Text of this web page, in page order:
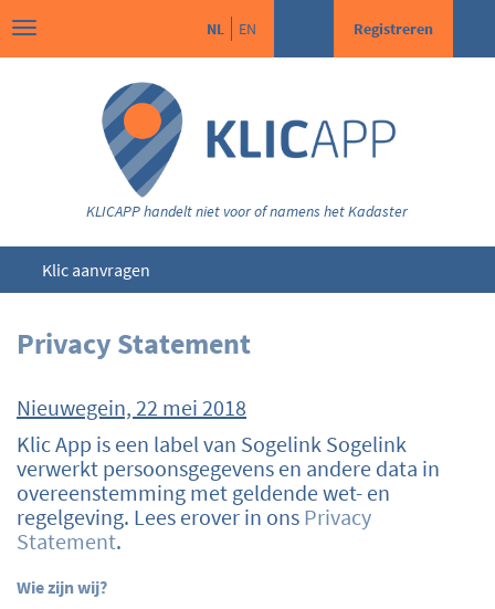
Registreren
NL EN
KLICAPP handelt niet voor of namens het Kadaster
Klic aanvragen
Privacy Statement
Nieuwegein, 22 mei 2018
Klic App is een label van Sogelink Sogelink
verwerkt persoonsgegevens en andere data in
overeenstemming met geldende wet- en
regelgeving. Lees erover in ons Privacy
Statement.
Wie zijn wij?